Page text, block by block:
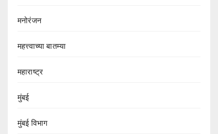
मनोरंजन
महत्त्वाच्या बातम्या
महाराष्ट्र
मुंबई
मुंबई विभाग‌